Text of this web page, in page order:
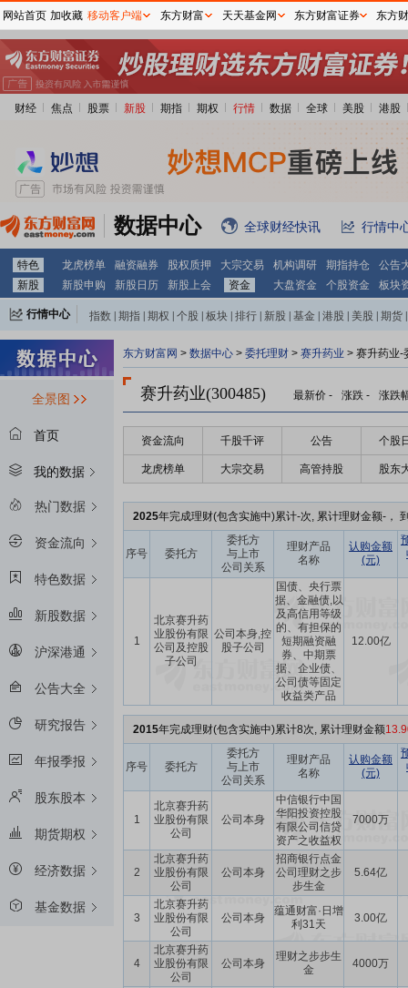
财经 焦点 股票 新股 期指 期权 行情 数据 全球 美股 港股
数据中心 全球财经快讯 行情中
特色 龙虎榜单 融资融券 股权质押 大宗交易 机构调研 期指持仓
公告
新股
新股申购 新股日历 新股上会 资金 大盘资金 个股资金 板块
行情中心 指数 期指 期权 个股 板块 排行 新股 基金 港股 美股 期货
全景图
首页
我的数据
热门数据
资金流向
特色数据
新股数据
沪深港通
公告大全
研究报告
年报季报
股东股本
期货期权
经济数据
基金数据
东方财富网 > 数据中心 > 委托理财 > 赛升药业 > 赛升药业-
赛升药业(300485) 最新价 - 涨跌 - 涨跌
资金流向 千股千评 公告 个股
龙虎榜单 大宗交易 高管持股 股东
2025年完成理财(包含实施中)累计-次, 累计理财金额-，
序号 委托方
委托方
与上市
公司关系
理财产品
名称
认购金额
(元)
1
北京赛升药
业股份有限
公司及控股
子公司
公司本身,控
股子公司
国债、央行票
据、金融债,以
及高信用等级
的、有担保的
短期融资融
券、中期票
据、企业债、
公司债等固定
收益类产品
12.00亿
2015年完成理财(包含实施中)累计8次, 累计理财金额
序号 委托方
委托方
与上市
公司关系
理财产品
名称
认购金额
(元)
1
北京赛升药
业股份有限
公司
公司本身
中信银行中国
华阳投资控股
有限公司信贷
资产之收益权
7000万
2
北京赛升药
业股份有限
公司
公司本身
招商银行点金
公司理财之步
步生金
5.64亿
3
北京赛升药
业股份有限
公司
公司本身
蕴通财富·日增
利31天
3.00亿
4
北京赛升药
业股份有限
公司
公司本身
理财之步步生
金
4000万
网站首页 加收藏 移动客户端 东方财富 天天基金网 东方财富证券 东方